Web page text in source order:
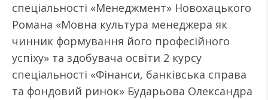
спеціальності «Менеджмент» Новохацького
Романа «Мовна культура менеджера як
чинник формування його професійного
успіху» та здобувача освіти 2 курсу
спеціальності «Фінанси, банківська справа
та фондовий ринок» Бударьова Олександра